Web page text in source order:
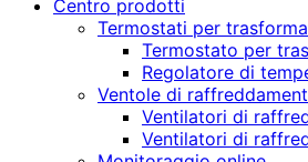
Centro prodotti
Termostati per
Termostato per
Regolatore di
Ventole di
Ventilatori di
Ventilatori di